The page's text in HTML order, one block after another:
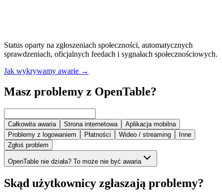
Status oparty na zgłoszeniach społeczności, automatycznych
sprawdzeniach, oficjalnych feedach i sygnałach społecznościowych.
Jak wykrywamy awarie →
Masz problemy z OpenTable?
Całkowita awaria Strona internetowa
Aplikacja mobilna
Problemy z logowaniem
Płatności Wideo / streaming
Inne
Zgłoś problem
OpenTable nie działa? To może nie być awaria
Skąd użytkownicy zgłaszają problemy?